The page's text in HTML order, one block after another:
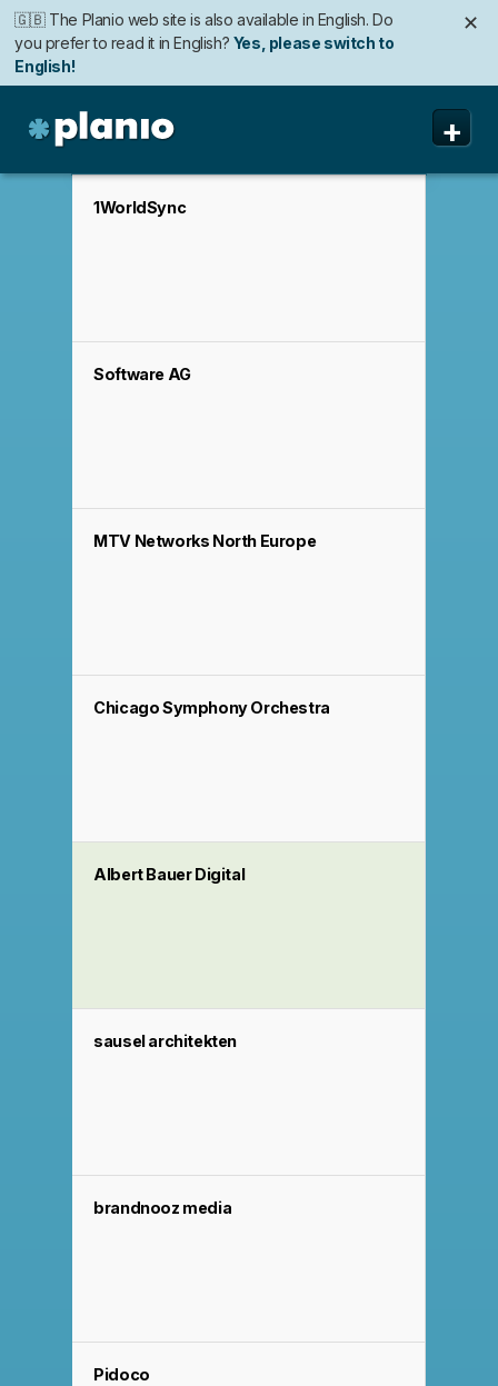
🇬🇧 The Planio web site is also available in English. Do
you prefer to read it in English? Yes, please switch to
English!
✕
Möchten Sie lieber auf Deutsch weiterlesen?
Deutsch wechseln!
✕
本語での表示がお好みですか?
✕
+
Funktionen
Über uns
1WorldSync
Software AG
MTV Networks North Europe
Chicago Symphony Orchestra
Albert Bauer Digital
sausel architekten
brandnooz media
Pidoco